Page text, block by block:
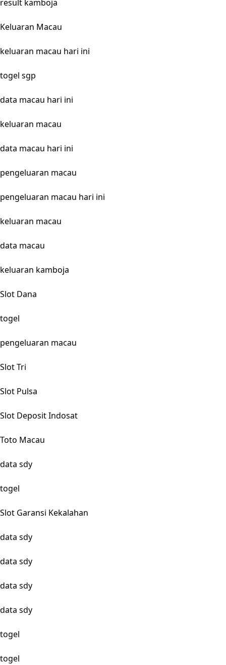
result kamboja
Keluaran Macau
keluaran macau hari ini
togel sgp
data macau hari ini
keluaran macau
data macau hari ini
pengeluaran macau
pengeluaran macau hari ini
keluaran macau
data macau
keluaran kamboja
Slot Dana
togel
pengeluaran macau
Slot Tri
Slot Pulsa
Slot Deposit Indosat
Toto Macau
data sdy
togel
Slot Garansi Kekalahan
data sdy
data sdy
data sdy
data sdy
togel
togel